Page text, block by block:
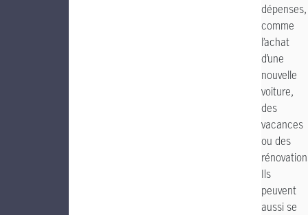
dépenses,
comme
l’achat
d’une
nouvelle
voiture,
des
vacances
ou des
Ils
peuvent
aussi se